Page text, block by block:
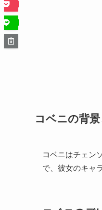
コベニの背
コベニはチェン
で、彼女のキャ